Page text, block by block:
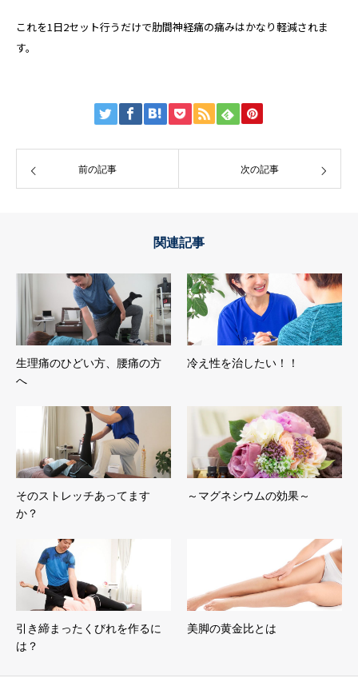
これを1日2セット行うだけで肋間神経痛の痛みはかなり軽減されま
す。
前の記事 次の記事
関連記事
生理痛のひどい方、腰痛の方
へ
冷え性を治したい！！
そのストレッチあってます
か？
～マグネシウムの効果～
引き締まったくびれを作るに
は？
美脚の黄金比とは